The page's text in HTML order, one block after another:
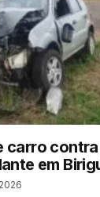
carro
em